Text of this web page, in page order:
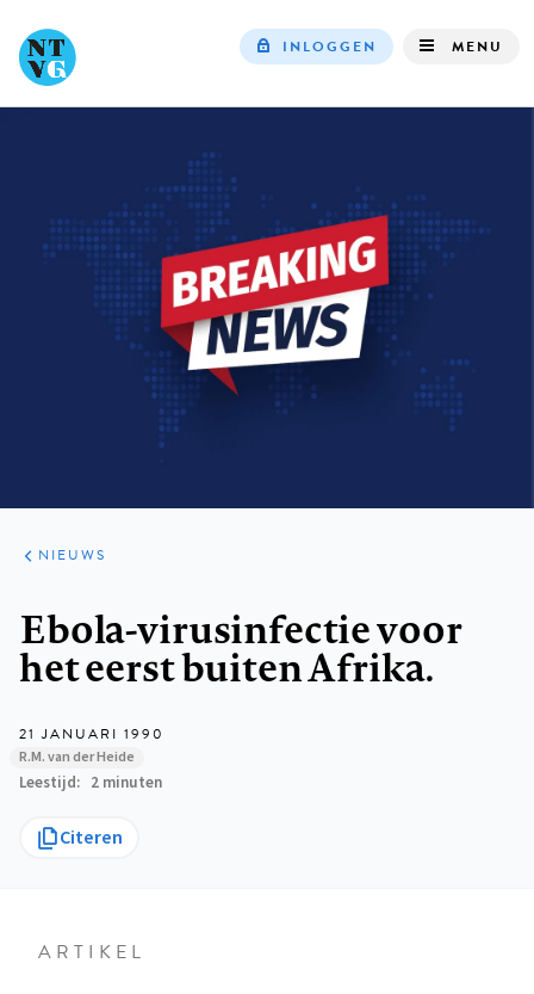
INLOGGEN MENU
ARTIKELEN
HET
KORT
NIEUWS
Ebola-virusinfectie voor
het eerst buiten Afrika.
21 JANUARI 1990
R.M. van der Heide
Leestijd 2 minuten
Citeren
ARTIKEL